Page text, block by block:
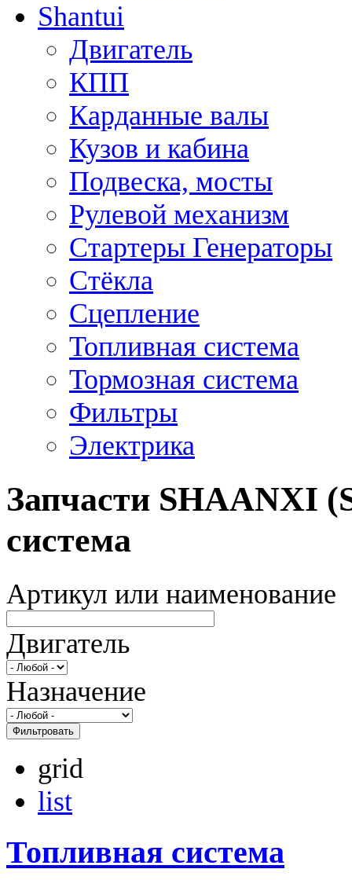
Shantui
Двигатель
КПП
Карданные валы
Кузов и кабина
Подвеска, мосты
Рулевой механизм
Стартеры Генераторы
Стёкла
Сцепление
Топливная система
Тормозная система
Фильтры
Электрика
Запчасти SHAANXI
система
Артикул или наименование
Двигатель
Назначение
Фильтровать
grid
list
Топливная система